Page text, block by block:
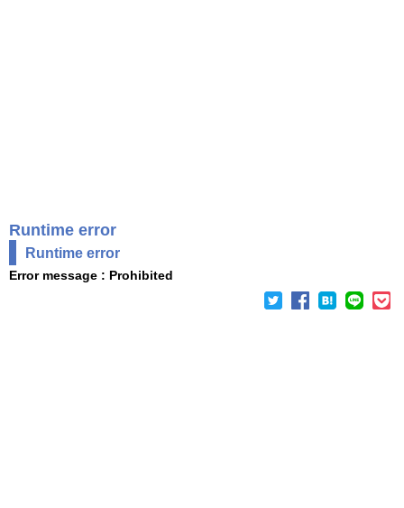
Runtime error
Runtime error
Error message : Prohibited